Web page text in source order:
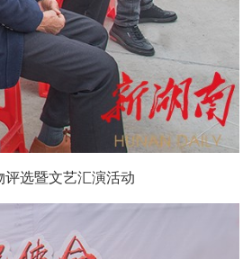
评选暨文艺汇演活动